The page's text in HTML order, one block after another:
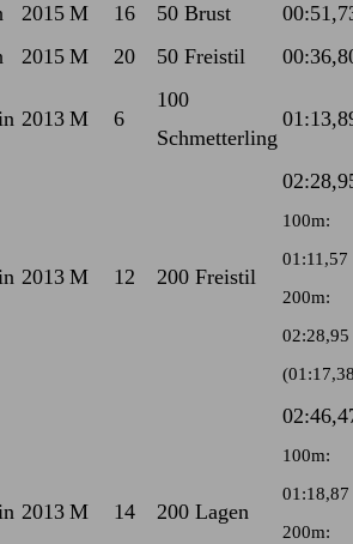
2015 M 16 50 Brust
2015 M 20 50 Freistil
2013 M 6
100
Schmetterling
2013 M 12 200 Freistil
100m:
01:11,57
200m:
02:28,95
2013 M 14 200 Lagen
100m:
01:18,87
200m: